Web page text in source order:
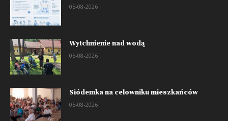
05-08-2026
Wytchnienie nad wodą
05-08-2026
Siódemka na celowniku mieszkańców
05-08-2026